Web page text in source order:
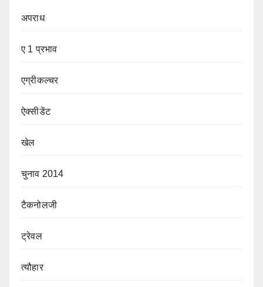
अपराध
ए 1 प्रभाव
एग्रीकल्चर
ऐक्सीडेंट
खेल
चुनाव 2014
टैकनोलजी
ट्रेवल
त्यौहार